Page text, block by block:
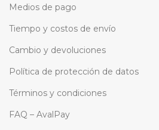
Medios de pago
Tiempo y costos de envío
Cambio y devoluciones
Política de protección de datos
Términos y condiciones
FAQ – AvalPay